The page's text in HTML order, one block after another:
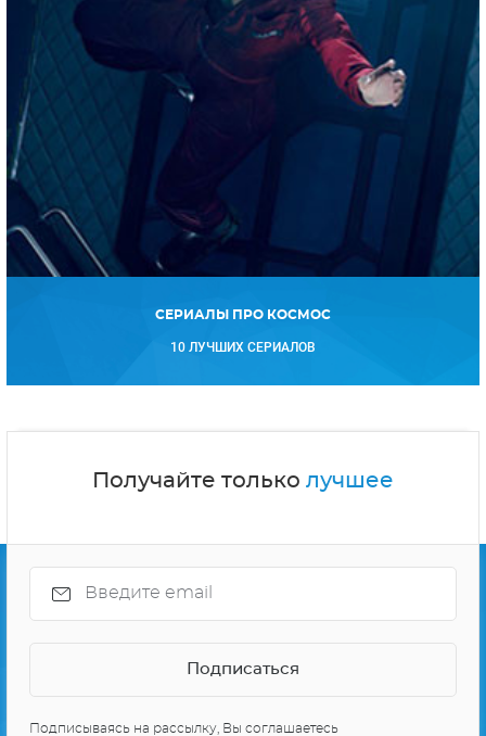
СЕРИАЛЫ ПРО КОСМОС
10 ЛУЧШИХ СЕРИАЛОВ
Получайте только лучшее
Подписываясь на рассылку, Вы соглашаетесь